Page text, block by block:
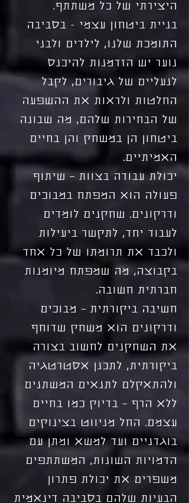
היצירתי של כל משתתף.
בניית ביטחון עצמי - בסביבה
התומכת שלנו, לילדים ולבני
נוער יש הזדמנות להיכנס
לנעליים של גיבורים, לקבל
החלטות ולראות את ההשפעה
של הבחירות שלהם, מה שבונה
ביטחון הן במשחק והן בחיים
האמיתיים.
יכולת עבודה בצוות – שיתוף
פעולה הוא המפתח במבוכים
ודרקונים. שחקנים לומדים
לעבוד יחד, לתקשר ביעילות
ולכבד את תרומתו של כל אחד
בקבוצה, מה שמפתח מיומנות
חברתית חשובה.
חשיבה ביקורתית – מבוכים
ודרקונים הוא משחק שדוחף
את השחקנים לחשוב בצורה
ביקורתית, לתכנן אסטרטגיה
ולהתאקלם לתנאים המשתנים
ללא הרף – בדיוק כמו בחיים
עצמם. החל מניווט בצינוקים
בוגדניים ועד למשא ומתן עם
הדמויות השונות, המשתתפים
משפרים את יכולת פתרון
הבעיות שלהם בסביבה דינאמית